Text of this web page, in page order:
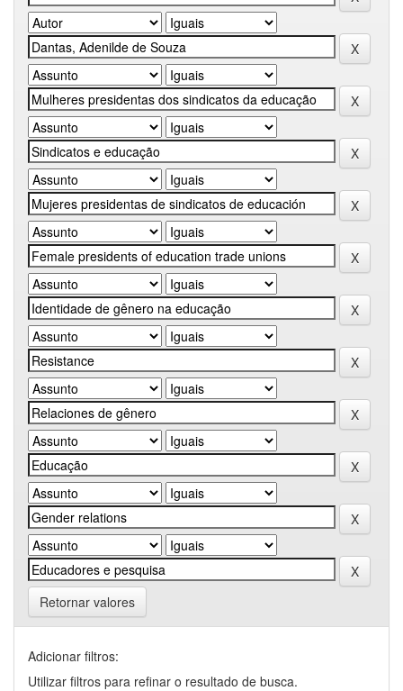
Retornar valores
Adicionar filtros:
Utilizar filtros para refinar o resultado de busca.